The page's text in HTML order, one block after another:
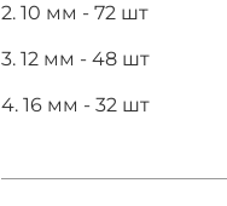
2. 10 мм - 72 шт
3. 12 мм - 48 шт
4. 16 мм - 32 шт